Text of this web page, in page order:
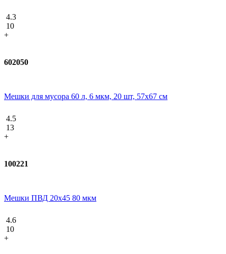
4.3
10
+
602050
Мешки для мусора 60 л, 6 мкм, 20 шт, 57х67 см
4.5
13
+
100221
Мешки ПВД 20x45 80 мкм
4.6
10
+